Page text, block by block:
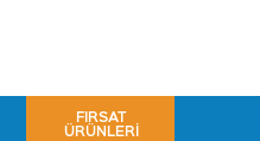
FIRSAT
ÜRÜNLERI